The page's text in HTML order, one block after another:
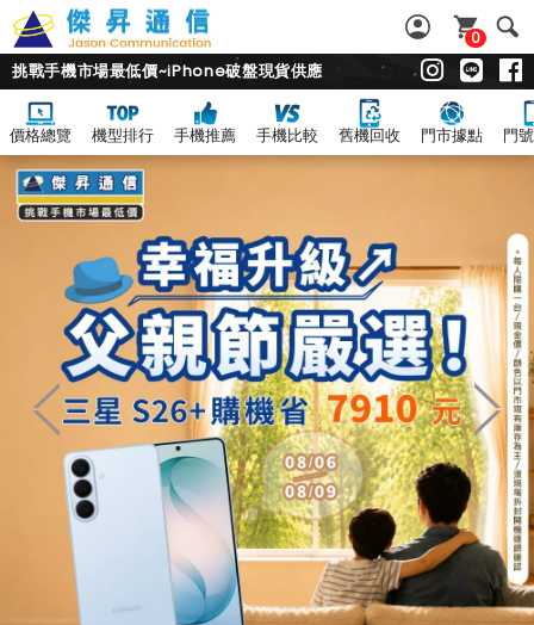
0
挑戰手機市場最低價~iPhone破盤現貨供應
價格總覽 機型排行 手機推薦 手機比較 舊機回收 門市據點 門